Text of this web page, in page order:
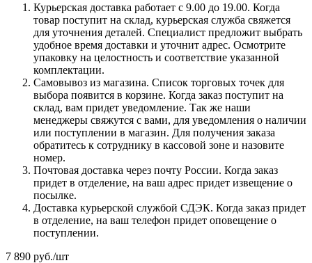
Курьерская доставка работает с 9.00 до 19.00. Когда
товар поступит на склад, курьерская служба свяжется
для уточнения деталей. Специалист предложит выбрать
удобное время доставки и уточнит адрес. Осмотрите
упаковку на целостность и соответствие указанной
комплектации.
Самовывоз из магазина. Список торговых точек для
выбора появится в корзине. Когда заказ поступит на
склад, вам придет уведомление. Так же наши
менеджеры свяжутся с вами, для уведомления о наличии
или поступлении в магазин. Для получения заказа
обратитесь к сотруднику в кассовой зоне и назовите
номер.
Почтовая доставка через почту России. Когда заказ
придет в отделение, на ваш адрес придет извещение о
посылке.
Доставка курьерской службой СДЭК. Когда заказ придет
в отделение, на ваш телефон придет оповещение о
поступлении.
7 890 руб./шт